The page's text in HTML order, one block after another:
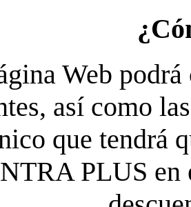
Web
así como
que tendrá
PLUS en